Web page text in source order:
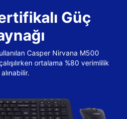
Güç
Casper Nirvana M500
ortalama %80 verimlilik
alınabilir.